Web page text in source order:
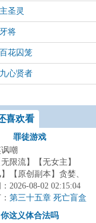
圣灵
将
花囚笼
心贤者
喜欢看
罪徒游戏
嘲
限流】【无女主】
】【原创副本】贪婪、
酷、逐利……毁灭、死
、变革…...
2026-08-02 02:15:04
第三十五章 死亡盲盒
我看看你的天资”
你这义体合法吗